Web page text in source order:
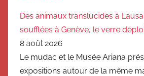
Des animaux translucides à
soufflées à Genève, le verre
8 août 2026
Le mudac et le Musée Ariana
expositions autour de la même